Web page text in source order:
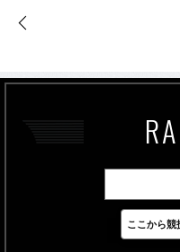
最新
ここから競